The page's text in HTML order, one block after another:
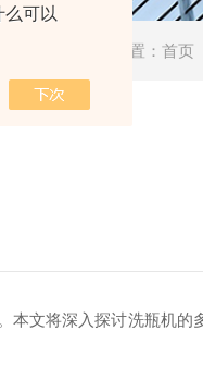
可以
当前位置：首页
文将深入探讨洗瓶机